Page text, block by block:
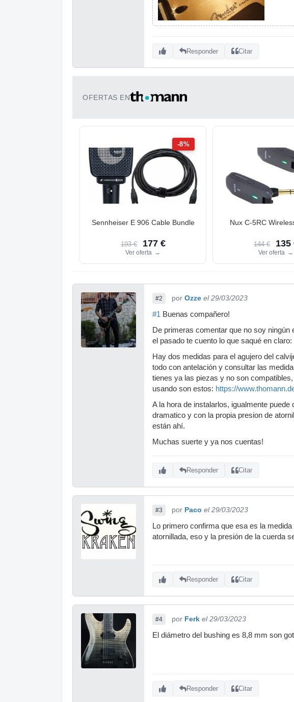
Responder Citar
OFERTAS EN
-8%
Sennheiser E 906 Cable Bundle
193 € 177 €
Ver oferta →
Nux C-5RC
144 € 135
Ver oferta →
#2 por Ozze el 29/03/2023
#1 Buenas compañero!
De primeras comentar que no soy
el pasado te cuento lo que saqué en claro:
Hay dos medidas para el agujero del
todo con antelación y consultar las
tienes ya las piezas y no son
usando son estos: https://
A la hora de instalarlos, igualmente
dramatico y con la propia presion de
están ahí.
Muchas suerte y ya nos cuentas!
Responder Citar
#3 por Paco el 29/03/2023
Lo primero confirma que esa es la
atornillada, eso y la presión de la cuerda
Responder Citar
#4 por Ferk el 29/03/2023
El diámetro del bushing es 8,8 mm son
Responder Citar